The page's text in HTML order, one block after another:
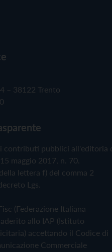
– 38122 Trento
contributi pubblici all'editoria
maggio 2017, n. 70.
lettera f) del comma 2
Lgs.
(Federazione Italiana
allo IAP (Istituto
accettando il Codice di
Commerciale